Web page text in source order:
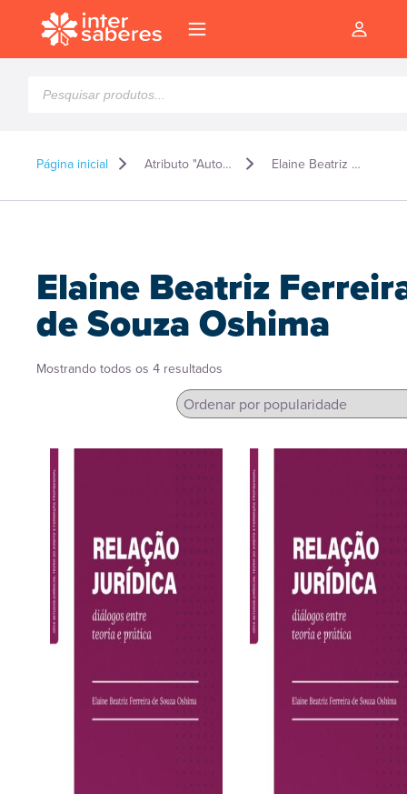
produtos
Página inicial Atributo "Autor" de produto Elaine Beatriz Ferreira de Souza Oshima
Elaine Beatriz
de Souza Oshima
Mostrando todos os 4 resultados
popularidade